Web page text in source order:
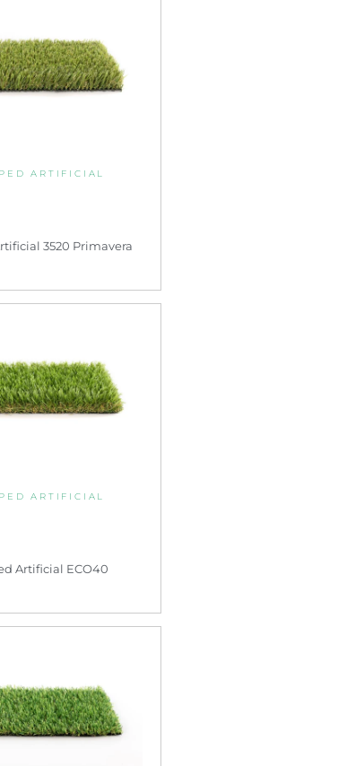
ARTIFICIAL
3520 Primavera
ARTIFICIAL
Artificial ECO40